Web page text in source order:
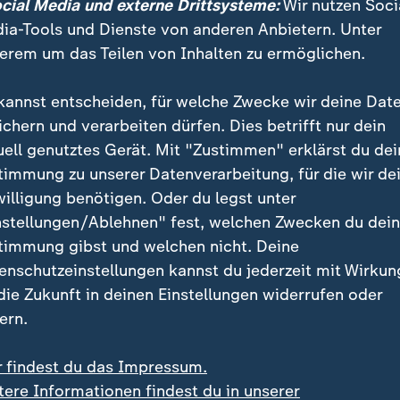
Film "Oppenheimer" bringt die größten Physiker des 20.
Bohr, Einstein oder Oppenheimer selbst, aber
Konsequenzen darf man nicht außen vor lassen,
mit welcher Schnelligkeit aus reiner
Reales entstehen konnte?
ist die große Bedrohung
uns mit einer Bedrohung konfrontiert, die längst
die globale Erwärmung zu Wasser, zu Lande und
voran, dass
sich
Media und externe Drittsysteme:Wir nutzen
Tools und Dienste von anderen Anbietern. Unter
um das Teilen von Inhalten zu ermöglichen.
entscheiden, für welche Zwecke wir deine
und verarbeiten dürfen. Dies betrifft nur dein
genutztes Gerät. Mit "Zustimmen" erklärst du
zu unserer Datenverarbeitung, für die wir
benötigen. Oder du legst unter
Ablehnen" fest, welchen Zwecken du
gibst und welchen nicht. Deine
kannst du jederzeit mit
Zukunft in deinen Einstellungen widerrufen oder
findest du das Impressum.
Informationen findest du in unserer